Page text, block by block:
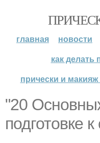
главная новости
как делать
прически и
"20
подготовке